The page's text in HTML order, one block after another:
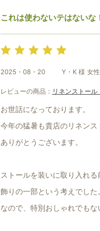
これは使わないテはないな
2025・08・20 Y・K 様 女性
レビューの商品： リネンストー
お世話になっております。
今年の猛暑も貴店のリネンス
ありがとうございます。
ストールを装いに取り入れ
飾りの一部という考えでした。
なので、特別おしゃれでもな